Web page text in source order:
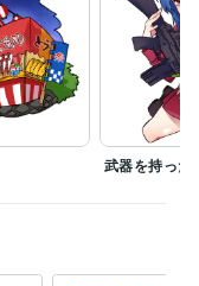
武器を持った